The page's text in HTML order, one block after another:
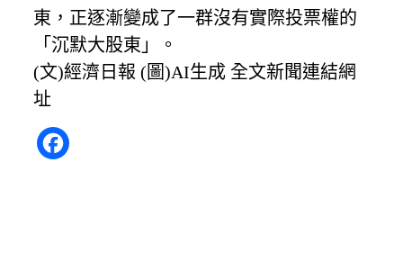
東，正逐漸變成了一群沒有實際投票權的
「沉默大股東」。
(文)經濟日報 (圖)AI生成 全文新聞連結網
址
Facebook